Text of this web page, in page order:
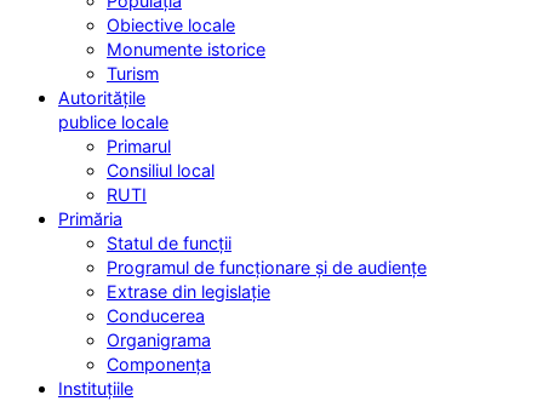
Obiective locale
Monumente istorice
Turism
Autoritățile
publice locale
Primarul
Consiliul local
RUTI
Primăria
Statul de funcții
Programul de funcționare și de audiențe
Extrase din legislație
Conducerea
Organigrama
Componența
Instituțiile